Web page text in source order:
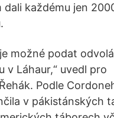
dali každému jen
možné podat
v Láhaur,“ uvedl pro
Podle
v pákistánských